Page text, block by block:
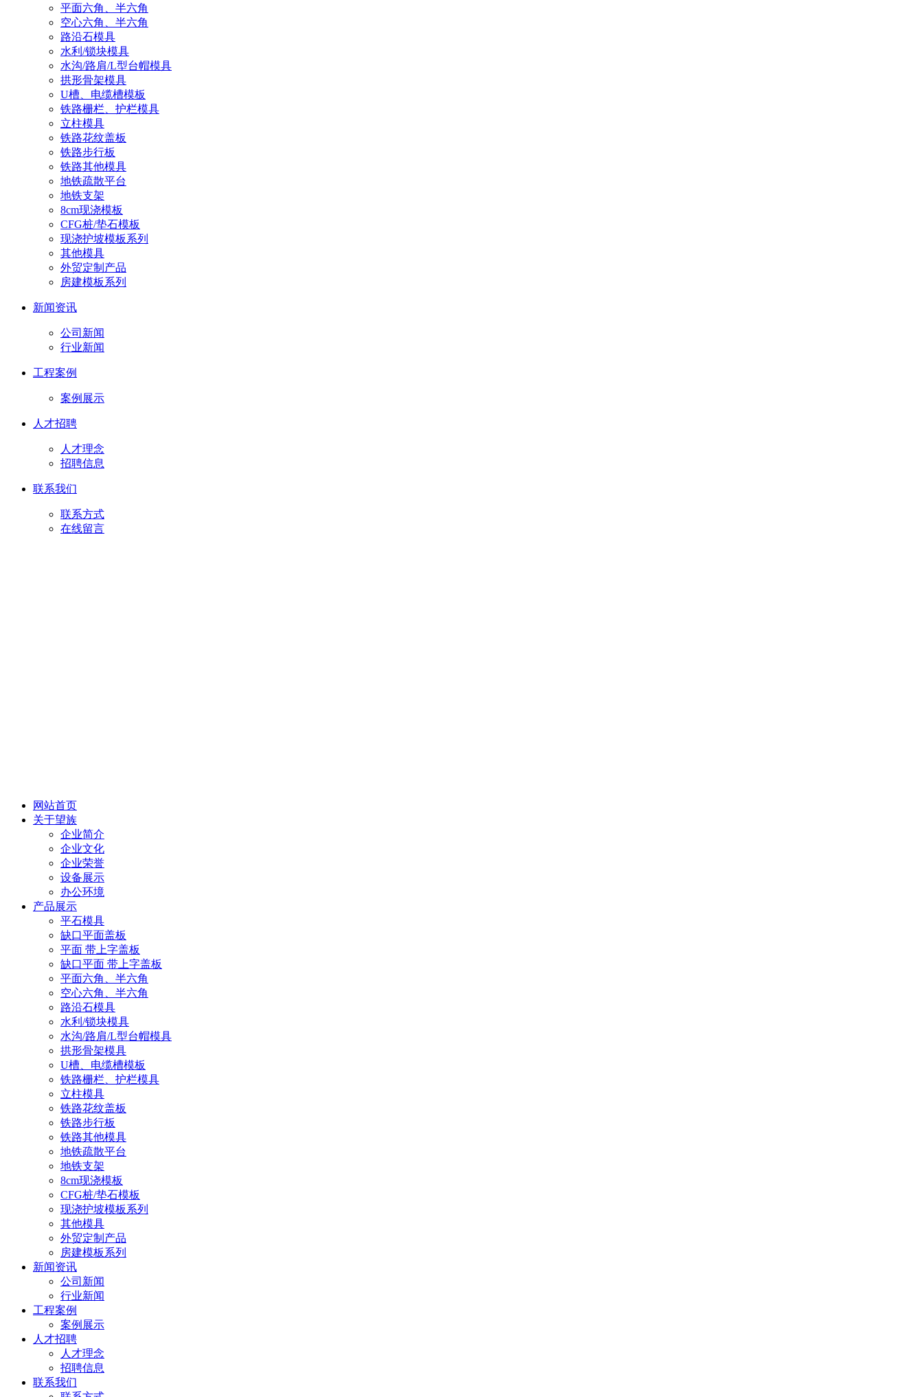
平面六角、半六角
空心六角、半六角
路沿石模具
水利/锁块模具
水沟/路肩/L型台帽模具
拱形骨架模具
U槽、电缆槽模板
铁路栅栏、护栏模具
立柱模具
铁路花纹盖板
铁路步行板
铁路其他模具
地铁疏散平台
地铁支架
8cm现浇模板
CFG桩/垫石模板
现浇护坡模板系列
其他模具
外贸定制产品
房建模板系列
新闻资讯
公司新闻
行业新闻
工程案例
案例展示
人才招聘
人才理念
招聘信息
联系我们
联系方式
在线留言
网站首页
关于望族
企业简介
企业文化
企业荣誉
设备展示
办公环境
产品展示
平石模具
缺口平面盖板
平面 带上字盖板
缺口平面 带上字盖板
平面六角、半六角
空心六角、半六角
路沿石模具
水利/锁块模具
水沟/路肩/L型台帽模具
拱形骨架模具
U槽、电缆槽模板
铁路栅栏、护栏模具
立柱模具
铁路花纹盖板
铁路步行板
铁路其他模具
地铁疏散平台
地铁支架
8cm现浇模板
CFG桩/垫石模板
现浇护坡模板系列
其他模具
外贸定制产品
房建模板系列
新闻资讯
公司新闻
行业新闻
工程案例
案例展示
人才招聘
人才理念
招聘信息
联系我们